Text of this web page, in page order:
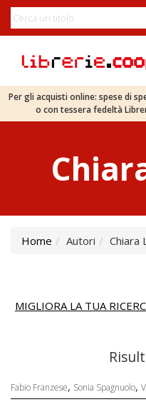
Per gli acquisti online: spese di
o con tessera fedeltà
Home Autori Chiara
MIGLIORA LA TUA
Fabio Franzese, Sonia Spagnuolo,